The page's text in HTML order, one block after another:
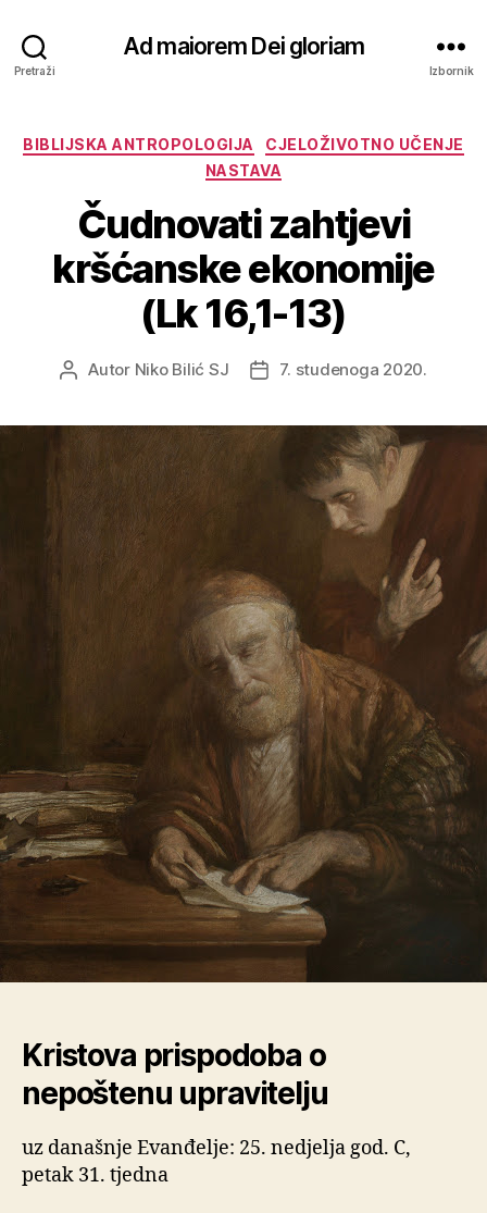
Pretraži
Ad maiorem Dei gloriam
Izbornik
Kategorije
BIBLIJSKA ANTROPOLOGIJA
CJELOŽIVOTNO UČENJE
NASTAVA
Čudnovati zahtjevi
kršćanske ekonomije
(Lk 16,1-13)
AutorAutor Niko Bilić SJ
Datum
7. studenoga 2020.
Kristova prispodoba o
nepoštenu upravitelju
uz današnje Evanđelje: 25. nedjelja god. C,
petak 31. tjedna